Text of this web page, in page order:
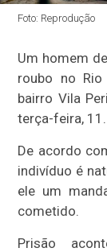
Foto: Reprodução
Um homem
roubo no
bairro Vila
terça-feira, 11.
De acordo
indivíduo é
ele um
cometido.
Prisão